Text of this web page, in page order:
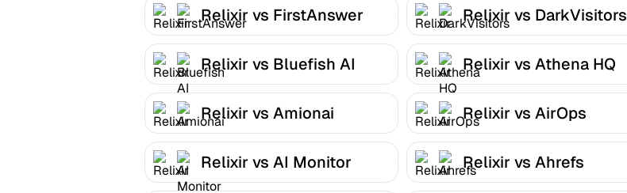
Relixir vs FirstAnswer Relixir vs DarkVisitors
Relixir vs Bluefish AI Relixir vs Athena HQ
Relixir vs Amionai Relixir vs AirOps
Relixir vs AI Monitor Relixir vs Ahrefs